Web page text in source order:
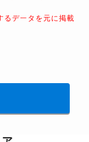
データを元に掲載